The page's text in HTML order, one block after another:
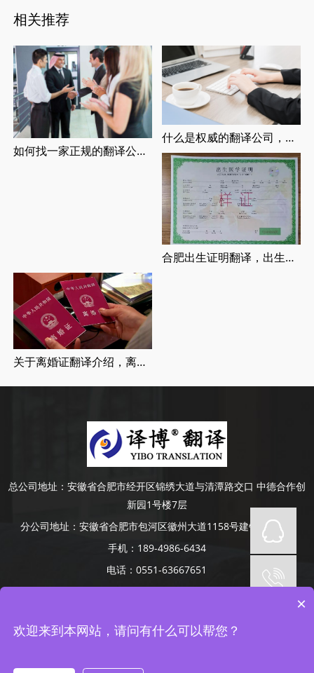
相关推荐
如何找一家正规的翻译公司，找正规翻译公司有哪些要求
什么是权威的翻译公司，正规翻译公司介绍
合肥出生证明翻译，出生证明翻译认证流程
关于离婚证翻译介绍，离婚证翻译流程
总公司地址： 安徽省合肥市经开区锦绣大道与清潭路交口 中德合作创
新园1号楼7层
分公司地址： 安徽省合肥市包河区徽州大道1158号建银大厦4楼
手机： 189-4986-6434
电话：0551-63667651
Copyright © 2014-2022 安徽译博翻译咨询服务有限公司 版权所有
承接合肥、芜湖、蚌埠、滁州、阜阳、六安、淮南、安庆等地口译项
×
欢迎来到本网站，请问有什么可以帮您？